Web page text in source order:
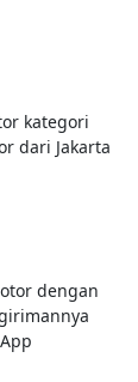
kategori
dari Jakarta
dengan